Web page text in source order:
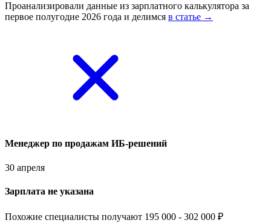
Проанализировали данные из зарплатного калькулятора за
первое полугодие 2026 года и делимся в статье →
Менеджер по продажам ИБ-решений
30 апреля
Зарплата не указана
Похожие специалисты получают 195 000 - 302 000 ₽